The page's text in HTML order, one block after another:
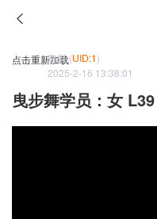
点击重新加载
舞魁 (UID:1)
2025-2-16 13:38:01
曳步舞学员：女